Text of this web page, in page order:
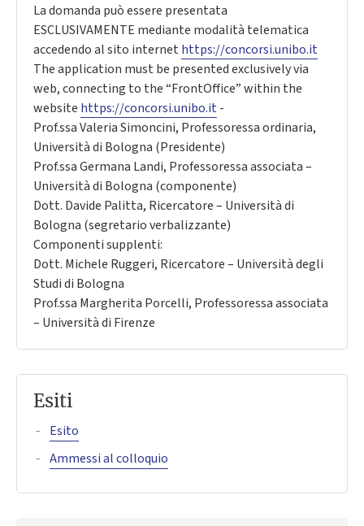
La domanda può essere presentata
ESCLUSIVAMENTE mediante modalità telematica
accedendo al sito internet https://concorsi.unibo.it
The application must be presented exclusively via
web, connecting to the “FrontOffice” within the
website https://concorsi.unibo.it-
Prof.ssa Valeria Simoncini, Professoressa ordinaria,
Università di Bologna (Presidente)
Prof.ssa Germana Landi, Professoressa associata –
Università di Bologna (componente)
Dott. Davide Palitta, Ricercatore – Università di
Bologna (segretario verbalizzante)
Componenti supplenti:
Dott. Michele Ruggeri, Ricercatore – Università degli
Studi di Bologna
Prof.ssa Margherita Porcelli, Professoressa associata
– Università di Firenze
Esiti
Esito
Ammessi al colloquio